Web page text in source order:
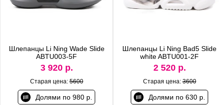
Шлепанцы Li Ning Wade Slide
ABTU003-5F
3 920 р.
Старая цена:5600
Долями по 980 р.
Шлепанцы Li Ning Bad5 Slide
white ABTU001-2F
2 520 р.
Старая цена:3600
Долями по 630 р.